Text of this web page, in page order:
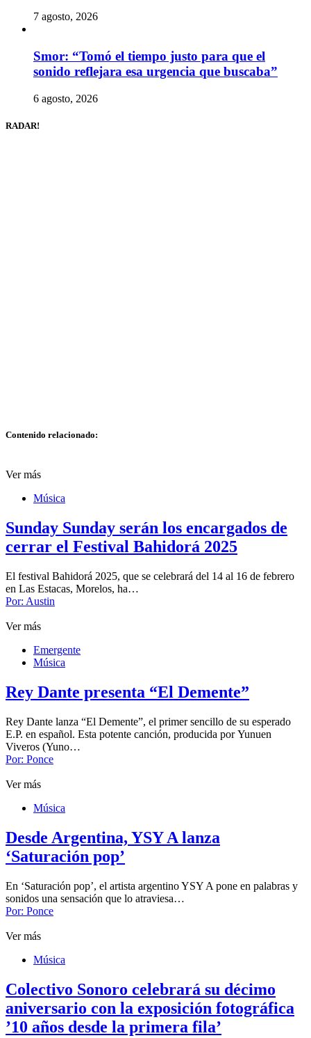
7 agosto, 2026
Smor: “Tomó el tiempo justo para que el
sonido reflejara esa urgencia que buscaba”
6 agosto, 2026
RADAR!
Contenido relacionado:
Ver más
Música
Sunday Sunday serán los encargados de
cerrar el Festival Bahidorá 2025
El festival Bahidorá 2025, que se celebrará del 14 al 16 de febrero
en Las Estacas, Morelos, ha…
Por: Austin
Ver más
Emergente
Música
Rey Dante presenta “El Demente”
Rey Dante lanza “El Demente”, el primer sencillo de su esperado
E.P. en español. Esta potente canción, producida por Yunuen
Viveros (Yuno…
Por: Ponce
Ver más
Música
Desde Argentina, YSY A lanza
‘Saturación pop’
En ‘Saturación pop’, el artista argentino YSY A pone en palabras y
sonidos una sensación que lo atraviesa…
Por: Ponce
Ver más
Música
Colectivo Sonoro celebrará su décimo
aniversario con la exposición fotográfica
’10 años desde la primera fila’